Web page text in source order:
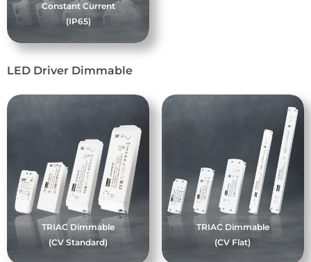
Constant Current
(IP65)
LED Driver Dimmable
TRIAC Dimmable
(CV Standard)
TRIAC Dimmable
(CV Flat)